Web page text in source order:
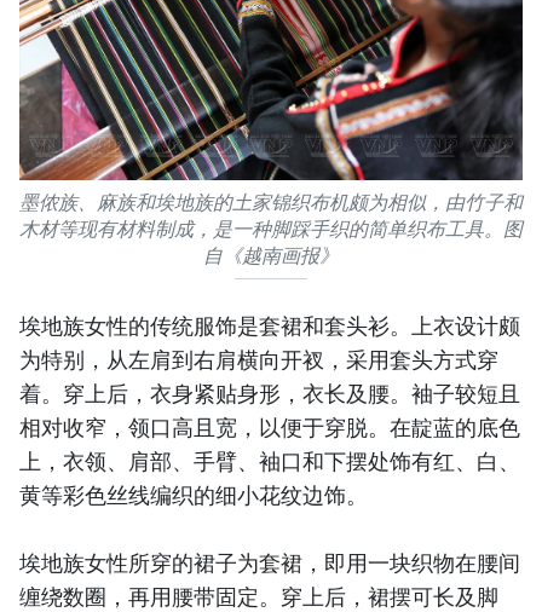
墨侬族、麻族和埃地族的土家锦织布机颇为相似，由竹子和
木材等现有材料制成，是一种脚踩手织的简单织布工具。图
自《越南画报》
埃地族女性的传统服饰是套裙和套头衫。上衣设计颇
为特别，从左肩到右肩横向开衩，采用套头方式穿
着。穿上后，衣身紧贴身形，衣长及腰。袖子较短且
相对收窄，领口高且宽，以便于穿脱。在靛蓝的底色
上，衣领、肩部、手臂、袖口和下摆处饰有红、白、
黄等彩色丝线编织的细小花纹边饰。
埃地族女性所穿的裙子为套裙，即用一块织物在腰间
缠绕数圈，再用腰带固定。穿上后，裙摆可长及脚